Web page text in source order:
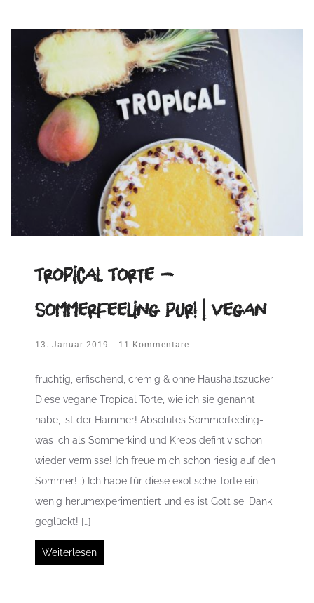
Tropical Torte –
Sommerfeeling pur! | vegan
13. Januar 2019 11 Kommentare
fruchtig, erfischend, cremig & ohne Haushaltszucker
Diese vegane Tropical Torte, wie ich sie genannt
habe, ist der Hammer! Absolutes Sommerfeeling-
was ich als Sommerkind und Krebs defintiv schon
wieder vermisse! Ich freue mich schon riesig auf den
Sommer! :) Ich habe für diese exotische Torte ein
wenig herumexperimentiert und es ist Gott sei Dank
geglückt! […]
Weiterlesen